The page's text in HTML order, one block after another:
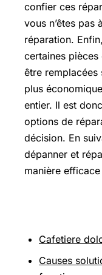
confier ces
vous n’êtes pas
réparation.
certaines
être remplacées
plus
entier. Il est
options de
décision. En
dépanner et
manière
Cafetiere
Causes